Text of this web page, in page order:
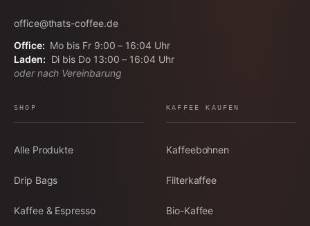
office@thats-coffee.de
Office: Mo bis Fr 9:00 – 16:04 Uhr
Laden: Di bis Do 13:00 – 16:04 Uhr
oder nach Vereinbarung
SHOP
Alle Produkte
Drip Bags
Kaffee & Espresso
KAFFEE KAUFEN
Kaffeebohnen
Filterkaffee
Bio-Kaffee